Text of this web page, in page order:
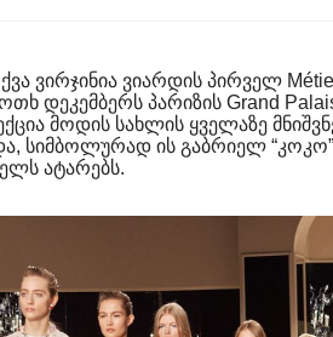
ვირჯინია ვიარდის პირველ
დეკემბერს პარიზის Grand
მოდის სახლის ყველაზე
სიმბოლურად ის გაბრიელ
ატარებს.